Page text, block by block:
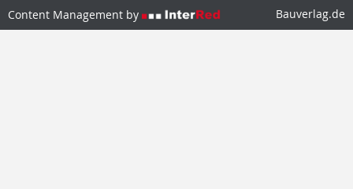
Content Management by
Bauverlag.de